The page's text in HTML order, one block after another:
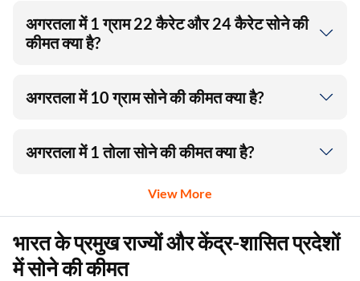
अगरतला में 1 ग्राम 22 कैरेट और 24 कैरेट सोने की
कीमत क्या है?
अगरतला में 10 ग्राम सोने की कीमत क्या है?
अगरतला में 1 तोला सोने की कीमत क्या है?
View More
भारत के प्रमुख राज्यों और केंद्र-शासित प्रदेशों
में सोने की कीमत